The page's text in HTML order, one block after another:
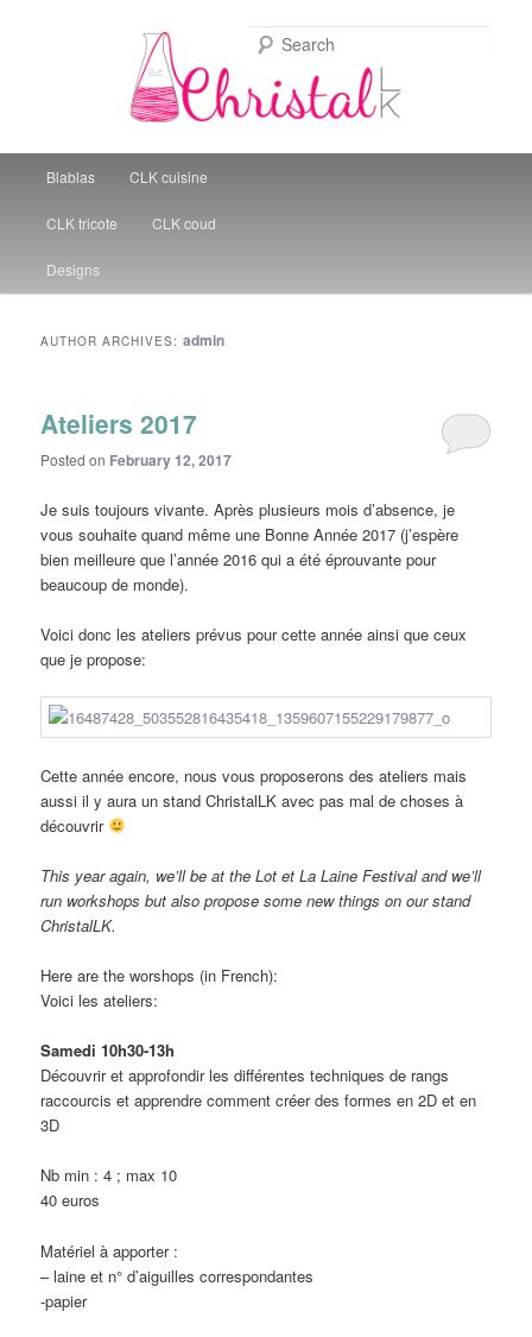
Christal Little Kitchen
Skip to primary content
Skip to secondary content
Blablas CLK cuisine
CLK tricote CLK coud
Designs
AUTHOR ARCHIVES:admin
Ateliers 2017
Posted on February 12, 2017
Je suis toujours vivante. Après plusieurs mois d’absence, je
vous souhaite quand même une Bonne Année 2017 (j’espère
bien meilleure que l’année 2016 qui a été éprouvante pour
beaucoup de monde).
Voici donc les ateliers prévus pour cette année ainsi que ceux
que je propose:
Cette année encore, nous vous proposerons des ateliers mais
aussi il y aura un stand ChristalLK avec pas mal de choses à
découvrir
This year again, we’ll be at the Lot et La Laine Festival and we’ll
run workshops but also propose some new things on our stand
ChristalLK.
Here are the worshops (in French):
Voici les ateliers:
Samedi 10h30-13h
Découvrir et approfondir les différentes techniques de rangs
raccourcis et apprendre comment créer des formes en 2D et en
3D
Nb min : 4 ; max 10
40 euros
Matériel à apporter :
– laine et n° d’aiguilles correspondantes
-papier